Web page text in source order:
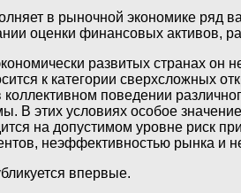
в рыночной экономике ряд
оценки финансовых активов,
развитых странах он
к категории сверхсложных
коллективном поведении
В этих условиях особое
на допустимом уровне риск
неэффективностью рынка и
впервые.